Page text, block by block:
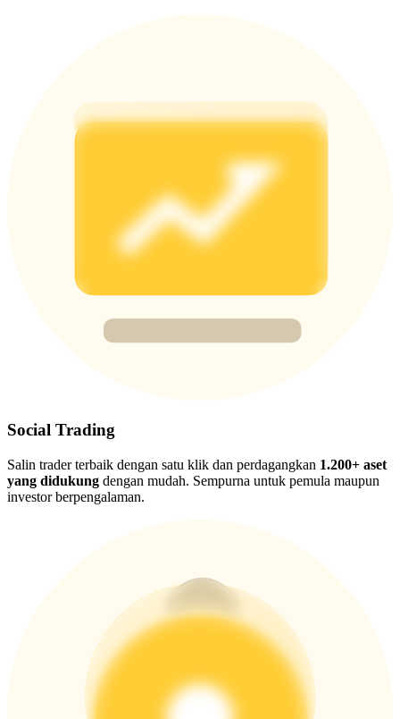
Deposit CASHCAT & Win
Exclusive for BitMart Users
Register & Trade to Win 500,000 USDT
Precious Metals Trading Carnival
USDT New User Exclusive 10% APR
USDT Flexible Staking | Daily Rewards
BTC Flexible Staking | Daily Rewards
Social Trading
Salin trader terbaik dengan satu klik dan perdagangkan 1.200+ aset
yang didukung dengan mudah. Sempurna untuk pemula maupun
investor berpengalaman.